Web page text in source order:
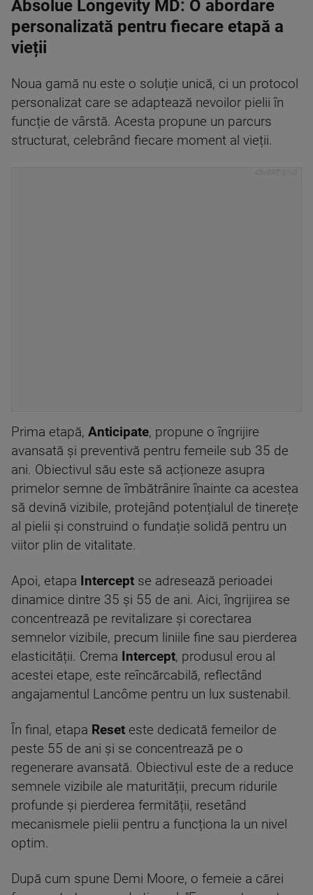
Absolue Longevity MD: O abordare
personalizată pentru fiecare etapă a
vieții
Noua gamă nu este o soluție unică, ci un protocol
personalizat care se adaptează nevoilor pielii în
funcție de vârstă. Acesta propune un parcurs
structurat, celebrând fiecare moment al vieții.
Prima etapă, Anticipate, propune o îngrijire
avansată și preventivă pentru femeile sub 35 de
ani. Obiectivul său este să acționeze asupra
primelor semne de îmbătrânire înainte ca acestea
să devină vizibile, protejând potențialul de tinerețe
al pielii și construind o fundație solidă pentru un
viitor plin de vitalitate.
Apoi, etapa Intercept se adresează perioadei
dinamice dintre 35 și 55 de ani. Aici, îngrijirea se
concentrează pe revitalizare și corectarea
semnelor vizibile, precum liniile fine sau pierderea
elasticității. Crema Intercept, produsul erou al
acestei etape, este reîncărcabilă, reflectând
angajamentul Lancôme pentru un lux sustenabil.
În final, etapa Reset este dedicată femeilor de
peste 55 de ani și se concentrează pe o
regenerare avansată. Obiectivul este de a reduce
semnele vizibile ale maturității, precum ridurile
profunde și pierderea fermității, resetând
mecanismele pielii pentru a funcționa la un nivel
optim.
După cum spune Demi Moore, o femeie a cărei